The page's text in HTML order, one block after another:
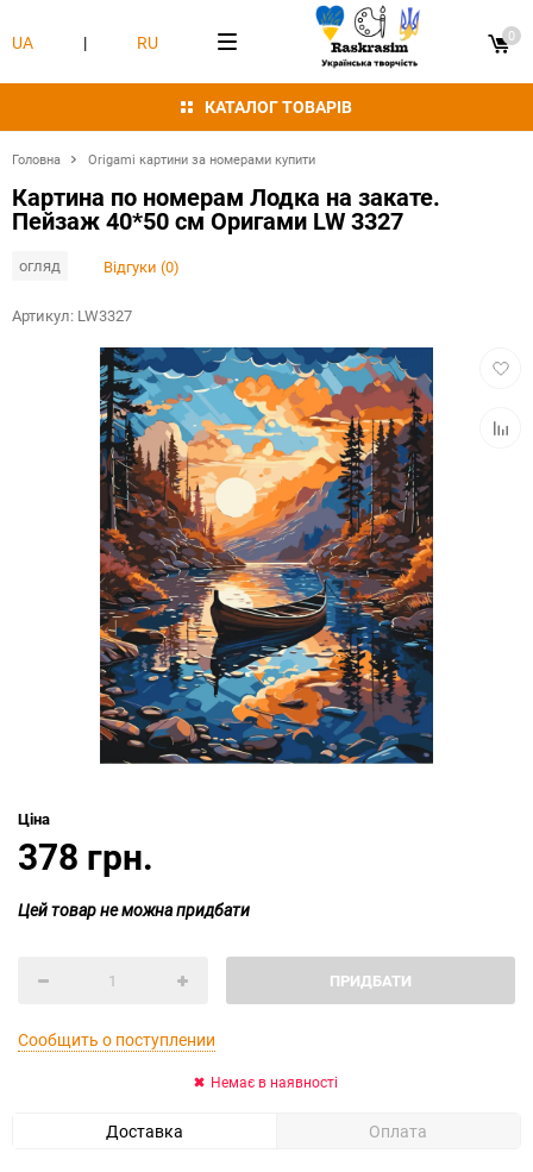
КАТАЛОГ ТОВАРІВ
UA | RU 0
Головна Origami картини за номерами купити
Картина по номерам Лодка на закате.
Пейзаж 40*50 см Оригами LW 3327
огляд Відгуки (0)
Артикул: LW3327
Ціна
378 грн.
Цей товар не можна придбати
ПРИДБАТИ
Сообщить о поступлении
Немає в наявності
Доставка Оплата